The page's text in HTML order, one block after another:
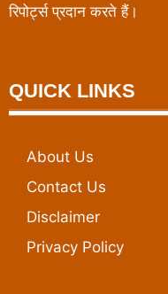
रिपोर्ट्स प्रदान करते हैं।
QUICK LINKS
About Us
Contact Us
Disclaimer
Privacy Policy